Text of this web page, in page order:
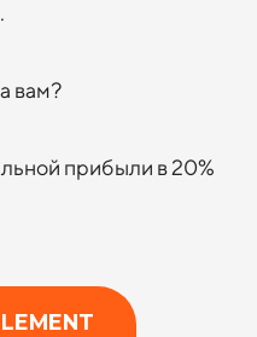
вам?
прибыли в 20%